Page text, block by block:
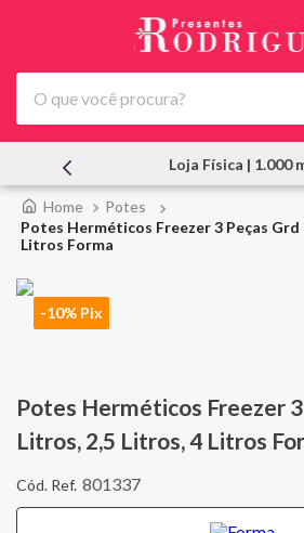
O que você procura?
Loja Física | 1.000
Potes
Potes Herméticos Freezer 3 Peças
Litros Forma
-10% Pix
Potes Herméticos Freezer 3
Litros, 2,5 Litros, 4 Litros
801337